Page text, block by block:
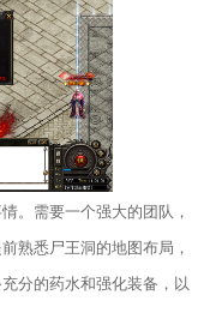
。需要一个强大的团队，
熟悉尸王洞的地图布局，
分的药水和强化装备，以